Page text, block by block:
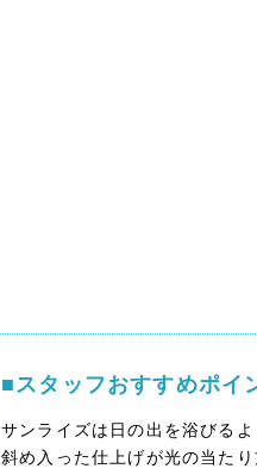
■スタッフおすすめポイ
サンライズは日の出を浴びる
斜め入った仕上げが光の当た